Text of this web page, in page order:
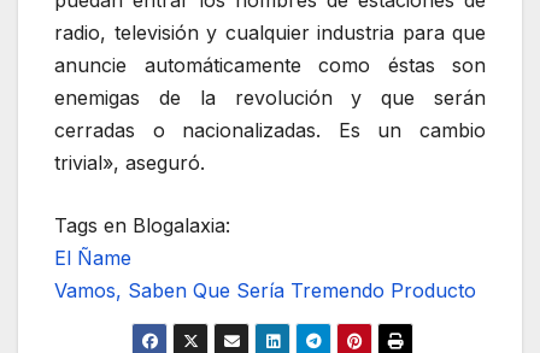
radio, televisión y cualquier industria para que
anuncie automáticamente como éstas son
enemigas de la revolución y que serán
cerradas o nacionalizadas. Es un cambio
trivial», aseguró.
Tags en Blogalaxia:
El Ñame
Vamos, Saben Que Sería Tremendo Producto